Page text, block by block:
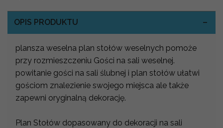
OPIS PRODUKTU
plansza weselna plan stołów weselnych pomoże
przy rozmieszczeniu Gości na sali weselnej.
powitanie gości na sali ślubnej i plan stołów ułatwi
gościom znalezienie swojego miejsca ale także
zapewni oryginalną dekorację.
Plan Stołów dopasowany do dekoracji na sali